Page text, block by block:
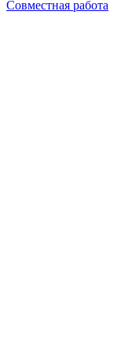
Совместная работа